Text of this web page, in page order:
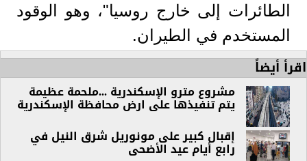
الطائرات إلى خارج روسيا"، وهو الوقود
المستخدم في الطيران.
اقرأ أيضاً
مشروع مترو الإسكندرية ...ملحمة عظيمة
يتم تنفيذها على ارض محافظة الإسكندرية
إقبال كبير على مونوريل شرق النيل في
رابع أيام عيد الأضحى